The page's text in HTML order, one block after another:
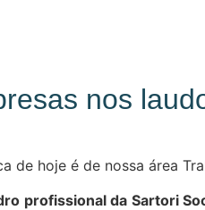
nos
de hoje é de nossa área
profissional da Sartori